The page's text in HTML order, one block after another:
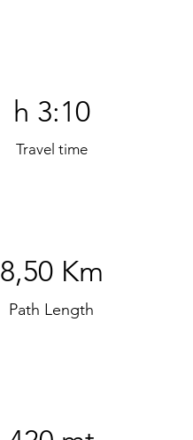
h 3:10
Travel time
8,50 Km
Path Length